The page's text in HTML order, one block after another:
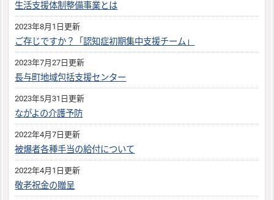
生活支援体制整備事業とは
2023年8月1日更新
ご存じですか？「認知症初期集中支援チーム」
2023年7月27日更新
長与町地域包括支援センター
2023年5月31日更新
ながよの介護予防
2022年4月7日更新
被爆者各種手当の給付について
2022年4月1日更新
敬老祝金の贈呈